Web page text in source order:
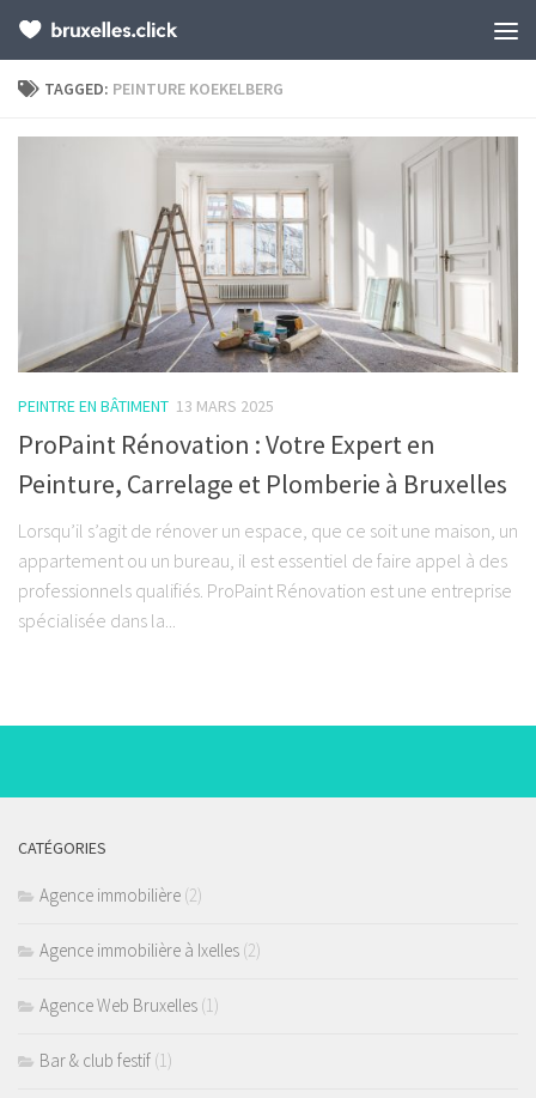
TAGGED: PEINTURE KOEKELBERG
PEINTRE EN BÂTIMENT 13 MARS 2025
ProPaint Rénovation : Votre Expert en
Peinture, Carrelage et Plomberie à Bruxelles
Lorsqu’il s’agit de rénover un espace, que ce soit une maison, un
appartement ou un bureau, il est essentiel de faire appel à des
professionnels qualifiés. ProPaint Rénovation est une entreprise
spécialisée dans la...
CATÉGORIES
Agence immobilière (2)
Agence immobilière à Ixelles (2)
Agence Web Bruxelles (1)
Bar & club festif (1)